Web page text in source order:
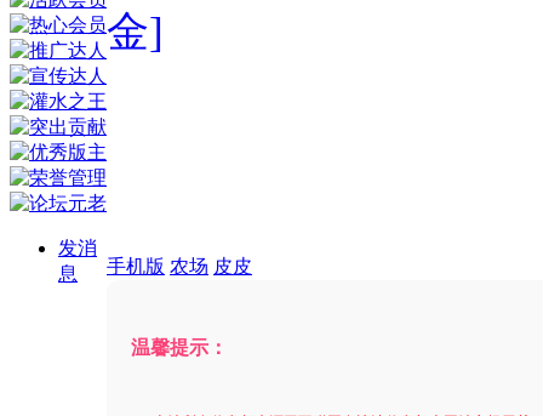
发消
息
金]
手机版 农场 皮皮
温馨提示：